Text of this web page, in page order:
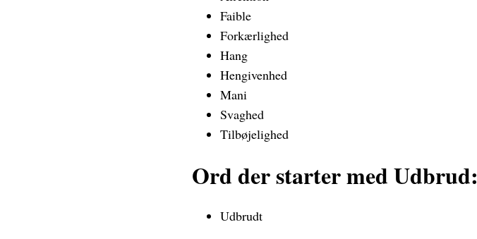
Faible
Forkærlighed
Hang
Hengivenhed
Mani
Svaghed
Tilbøjelighed
Ord der starter med Udbrud:
Udbrudt